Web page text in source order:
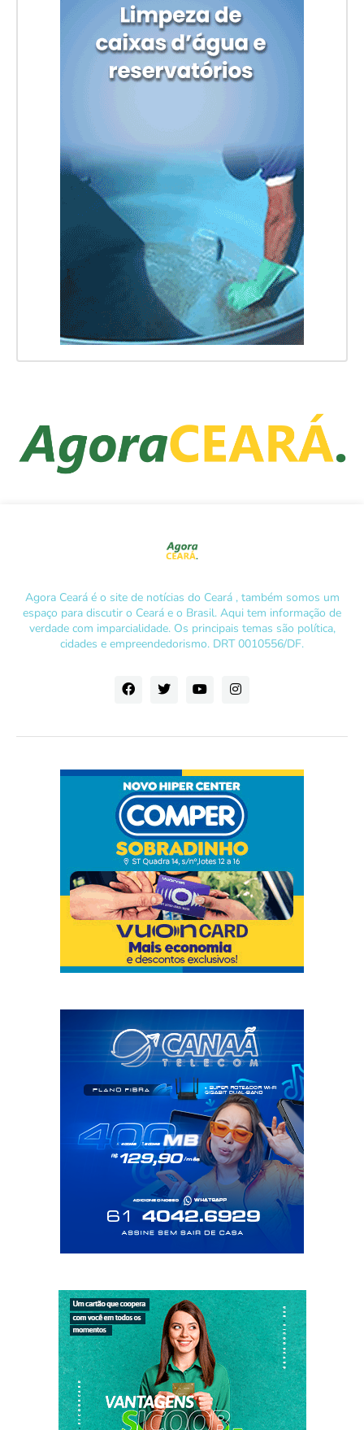
Agora Ceará é o site de notícias do Ceará , também somos um
espaço para discutir o Ceará e o Brasil. Aqui tem informação de
verdade com imparcialidade. Os principais temas são política,
cidades e empreendedorismo. DRT 0010556/DF.